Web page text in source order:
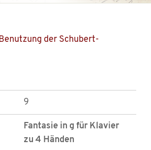
der Schubert-
9
Fantasie in g für Klavier
zu 4 Händen